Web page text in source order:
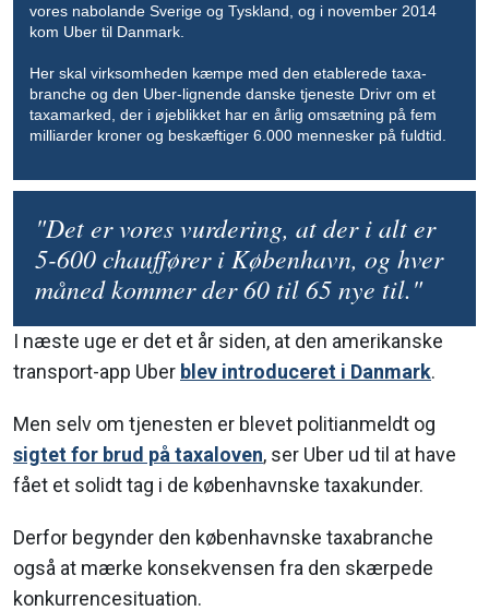
vores nabolande Sverige og Tyskland, og i november 2014
kom Uber til Danmark.
Her skal virksomheden kæmpe med den etablerede taxa-
branche og den Uber-lignende danske tjeneste Drivr om et
taxamarked, der i øjeblikket har en årlig omsætning på fem
milliarder kroner og beskæftiger 6.000 mennesker på fuldtid.
"Det er vores vurdering, at der i alt er
5-600 chauffører i København, og hver
måned kommer der 60 til 65 nye til."
I næste uge er det et år siden, at den amerikanske
transport-app Uber blev introduceret i Danmark.
Men selv om tjenesten er blevet politianmeldt og
sigtet for brud på taxaloven, ser Uber ud til at have
fået et solidt tag i de københavnske taxakunder.
Derfor begynder den københavnske taxabranche
også at mærke konsekvensen fra den skærpede
konkurrencesituation.